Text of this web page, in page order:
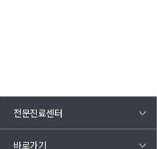
전문진료센터
바로가기